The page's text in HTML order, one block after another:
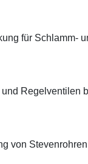
für Schlamm-
Regelventilen
von